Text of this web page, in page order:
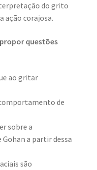
do grito
ação corajosa.
questões
ao gritar
de
sobre a
Gohan a partir dessa
são